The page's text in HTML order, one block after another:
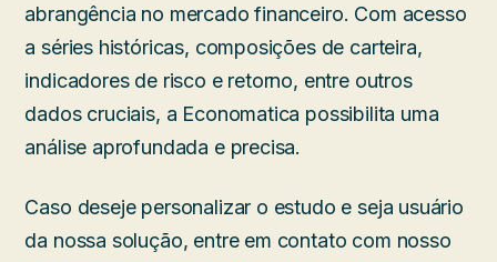
abrangência no mercado financeiro. Com acesso
a séries históricas, composições de carteira,
indicadores de risco e retorno, entre outros
dados cruciais, a Economatica possibilita uma
análise aprofundada e precisa.
Caso deseje personalizar o estudo e seja usuário
da nossa solução, entre em contato com nosso